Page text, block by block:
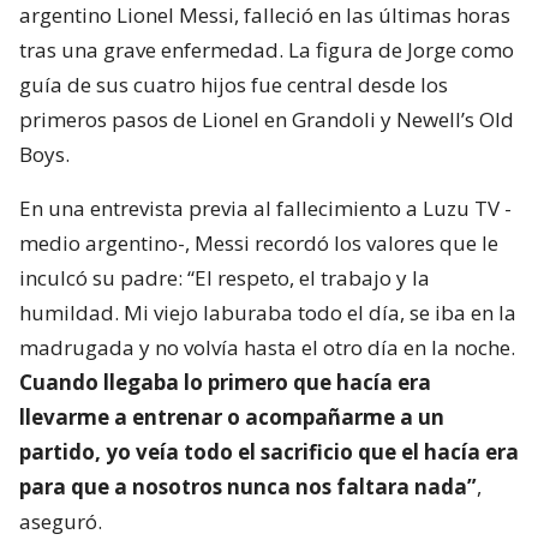
argentino Lionel Messi, falleció en las últimas horas
tras una grave enfermedad. La figura de Jorge como
guía de sus cuatro hijos fue central desde los
primeros pasos de Lionel en Grandoli y Newell’s Old
Boys.
En una entrevista previa al fallecimiento a Luzu TV -
medio argentino-, Messi recordó los valores que le
inculcó su padre: “El respeto, el trabajo y la
humildad. Mi viejo laburaba todo el día, se iba en la
madrugada y no volvía hasta el otro día en la noche.
Cuando llegaba lo primero que hacía era
llevarme a entrenar o acompañarme a un
partido, yo veía todo el sacrificio que el hacía era
para que a nosotros nunca nos faltara nada”,
aseguró.